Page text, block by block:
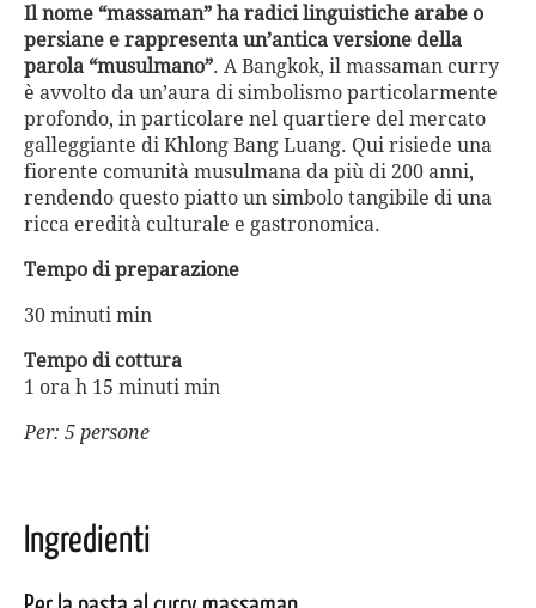
Il nome “massaman” ha radici linguistiche arabe o
persiane e rappresenta un’antica versione della
parola “musulmano”. A Bangkok, il massaman curry
è avvolto da un’aura di simbolismo particolarmente
profondo, in particolare nel quartiere del mercato
galleggiante di Khlong Bang Luang. Qui risiede una
fiorente comunità musulmana da più di 200 anni,
rendendo questo piatto un simbolo tangibile di una
ricca eredità culturale e gastronomica.
Tempo di preparazione
30 minuti min
Tempo di cottura
1 ora h 15 minuti min
Per: 5 persone
Ingredienti